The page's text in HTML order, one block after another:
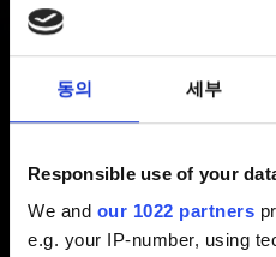
동의 세부
Responsible use of your
We and our 1022 partners
e.g. your IP-number, using
최신 3 년 전 갱신 7 개월 전
DLSS 프레임 생성을 사용하
그래픽 카드가 필요하며, 운영
이 옵션이 기본적으로 켜져 있
Windows 10에서 하드웨어